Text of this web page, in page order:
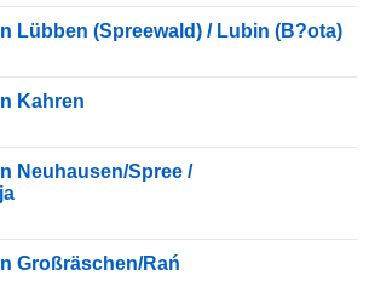
Lübben (Spreewald) / Lubin (B?ota)
Kahren
Neuhausen/Spree /
Großräschen/Rań